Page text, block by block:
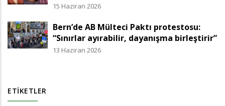
15 Haziran 2026
Bern’de AB Mülteci Paktı protestosu:
“Sınırlar ayırabilir, dayanışma birleştirir”
13 Haziran 2026
ETIKETLER